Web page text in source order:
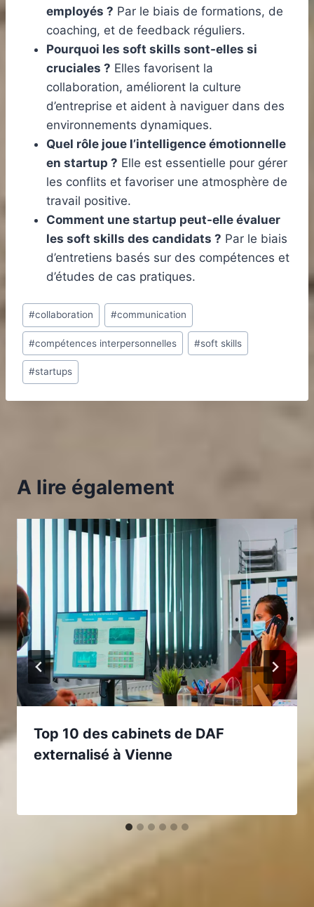
employés ? Par le biais de formations, de
coaching, et de feedback réguliers.
Pourquoi les soft skills sont-elles si
cruciales ? Elles favorisent la
collaboration, améliorent la culture
d’entreprise et aident à naviguer dans des
environnements dynamiques.
Quel rôle joue l’intelligence émotionnelle
en startup ? Elle est essentielle pour gérer
les conflits et favoriser une atmosphère de
travail positive.
Comment une startup peut-elle évaluer
les soft skills des candidats ? Par le biais
d’entretiens basés sur des compétences et
d’études de cas pratiques.
Étiquettes
de
la
publication :
#collaboration #communication
#compétences interpersonnelles #soft skills
#startups
A lire également
Top 10 des cabinets de DAF
externalisé à Vienne